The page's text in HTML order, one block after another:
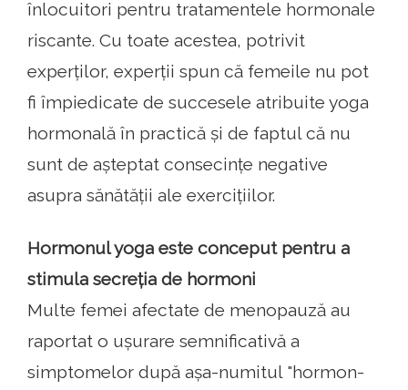
înlocuitori pentru tratamentele hormonale
riscante. Cu toate acestea, potrivit
experților, experții spun că femeile nu pot
fi împiedicate de succesele atribuite yoga
hormonală în practică și de faptul că nu
sunt de așteptat consecințe negative
asupra sănătății ale exercițiilor.
Hormonul yoga este conceput pentru a
stimula secreția de hormoni
Multe femei afectate de menopauză au
raportat o ușurare semnificativă a
simptomelor după așa-numitul "hormon-